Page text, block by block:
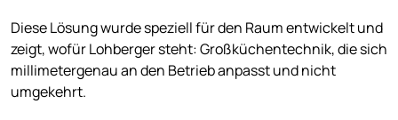
Diese Lösung wurde speziell für den Raum entwickelt und
zeigt, wofür Lohberger steht: Großküchentechnik, die sich
millimetergenau an den Betrieb anpasst und nicht
umgekehrt.